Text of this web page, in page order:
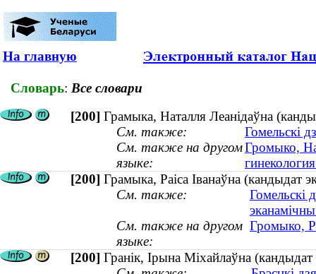
На главную
Словарь: Все словари
[200] Грамыка, Наталля Леанідаўна
См. также:
Гомельскі
См. также на другом
языке:
Громыко,
[200] Грамыка, Раіса Іванаўна (кандыдат
См. также:
Гомельскі
См. также на другом
языке:
Громыко,
[200] Гранік, Ірына Міхайлаўна